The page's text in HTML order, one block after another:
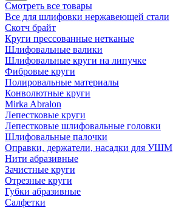
Смотреть все товары
Все для шлифовки нержавеющей стали
Скотч брайт
Круги прессованные нетканые
Шлифовальные валики
Шлифовальные круги на липучке
Фибровые круги
Полировальные материалы
Конволютные круги
Mirka Abralon
Лепестковые круги
Лепестковые шлифовальные головки
Шлифовальные палочки
Оправки, держатели, насадки для УШМ
Нити абразивные
Зачистные круги
Отрезные круги
Губки абразивные
Салфетки